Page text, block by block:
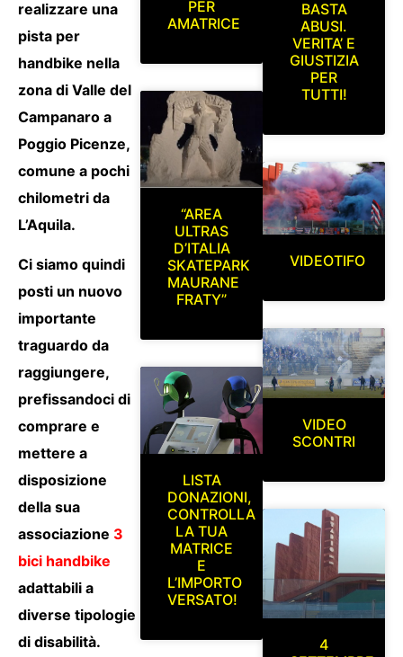
realizzare una
pista per
handbike nella
zona di Valle del
Campanaro a
Poggio Picenze,
comune a pochi
chilometri da
L’Aquila.
Ci siamo quindi
posti un nuovo
importante
traguardo da
raggiungere,
prefissandoci di
comprare e
mettere a
disposizione
della sua
associazione 3
bici handbike
adattabili a
diverse tipologie
di disabilità.
PER
AMATRICE
“AREA
ULTRAS
D’ITALIA
SKATEPARK
MAURANE
FRATY”
LISTA
DONAZIONI,
CONTROLLA
LA TUA
MATRICE
E
L’IMPORTO
VERSATO!
BASTA
ABUSI.
VERITA’ E
GIUSTIZIA
PER
TUTTI!
VIDEOTIFO
VIDEO
SCONTRI
4